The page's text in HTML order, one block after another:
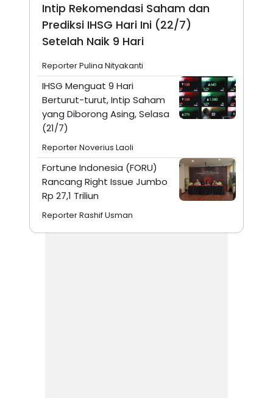
Intip Rekomendasi Saham dan
Prediksi IHSG Hari Ini (22/7)
Setelah Naik 9 Hari
Reporter Pulina Nityakanti
IHSG Menguat 9 Hari
Berturut-turut, Intip Saham
yang Diborong Asing, Selasa
(21/7)
Reporter Noverius Laoli
Fortune Indonesia (FORU)
Rancang Right Issue Jumbo
Rp 27,1 Triliun
Reporter Rashif Usman